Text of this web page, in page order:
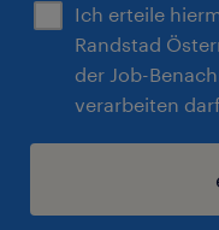
Ich erteile
Randstad
der Job-
verarbeiten